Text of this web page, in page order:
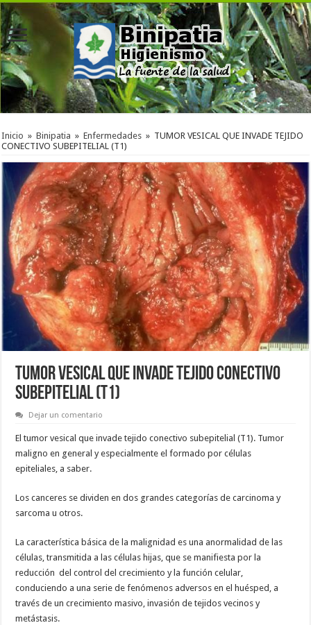
Inicio » Binipatia » Enfermedades » TUMOR VESICAL QUE INVADE TEJIDO
CONECTIVO SUBEPITELIAL (T1)
TUMOR VESICAL QUE INVADE TEJIDO CONECTIVO
SUBEPITELIAL (T1)
Dejar un comentario
El tumor vesical que invade tejido conectivo subepitelial (T1). Tumor
maligno en general y especialmente el formado por células
epiteliales, a saber.
Los canceres se dividen en dos grandes categorías de carcinoma y
sarcoma u otros.
La característica básica de la malignidad es una anormalidad de las
células, transmitida a las células hijas, que se manifiesta por la
reducción del control del crecimiento y la función celular,
conduciendo a una serie de fenómenos adversos en el huésped, a
través de un crecimiento masivo, invasión de tejidos vecinos y
metástasis.